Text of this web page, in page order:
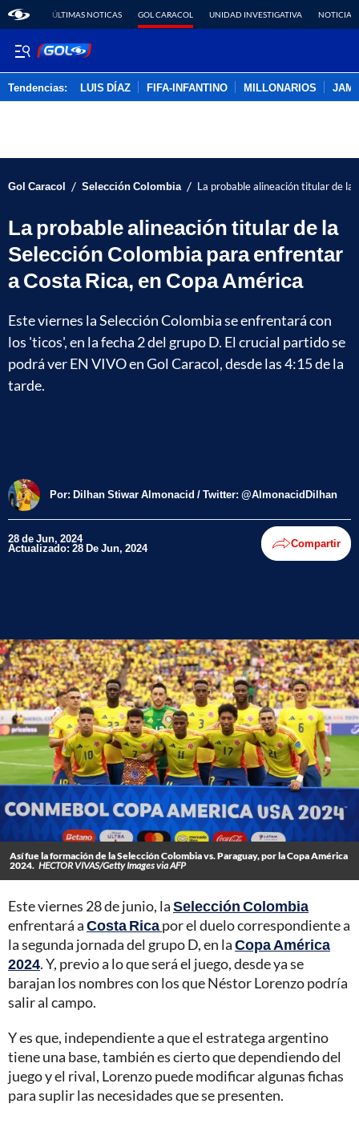
ÚLTIMAS NOTICAS GOL CARACOL UNIDAD INVESTIGATIVA NOTICIAS
Tendencias: LUIS DÍAZ FIFA-INFANTINO MILLONARIOS
Gol Caracol / Selección Colombia / La probable alineación titular de la
La probable alineación titular de la
Selección Colombia para enfrentar
a Costa Rica, en Copa América
Este viernes la Selección Colombia se enfrentará con
los 'ticos', en la fecha 2 del grupo D. El crucial partido se
podrá ver EN VIVO en Gol Caracol, desde las 4:15 de la
tarde.
Por: Dilhan Stiwar Almonacid / Twitter: @AlmonacidDilhan
28 de Jun, 2024
Actualizado: 28 De Jun, 2024 Compartir
Así fue la formación de la Selección Colombia vs. Paraguay, por la Copa América
2024. HECTOR VIVAS/Getty Images via AFP
Este viernes 28 de junio, laSelección Colombia
enfrentará aCosta Ricapor el duelo correspondiente a
la segunda jornada del grupo D, en laCopa América
2024. Y, previo a lo que será el juego, desde ya se
barajan los nombres con los que Néstor Lorenzo podría
salir al campo.
Y es que, independiente a que el estratega argentino
tiene una base, también es cierto que dependiendo del
juego y el rival, Lorenzo puede modificar algunas fichas
para suplir las necesidades que se presenten.